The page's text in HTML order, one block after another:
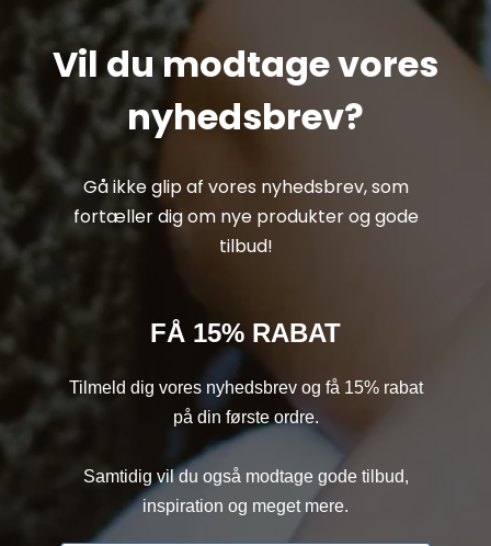
Vil du modtage vores
nyhedsbrev?
Gå ikke glip af vores nyhedsbrev, som
fortæller dig om nye produkter og gode
tilbud!
FÅ 15% RABAT
Tilmeld dig vores nyhedsbrev og få 15% rabat
på din første ordre.
Samtidig vil du også modtage gode tilbud,
inspiration og meget mere.